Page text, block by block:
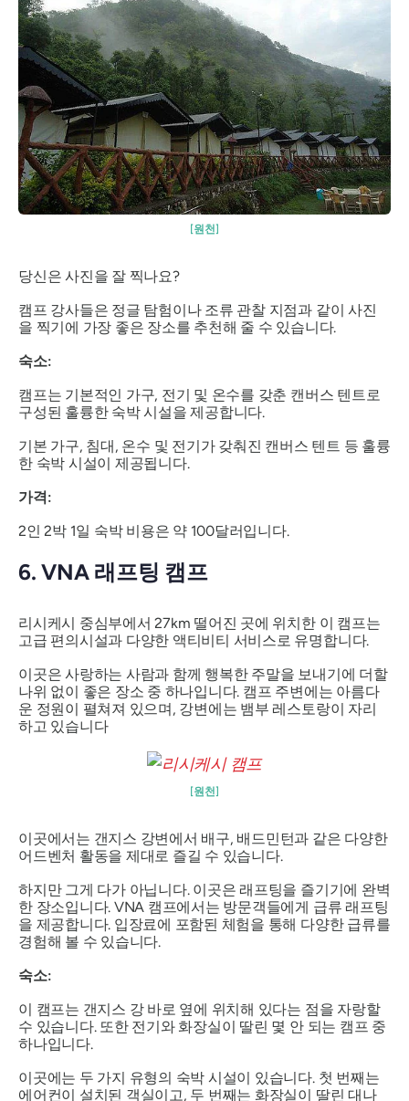
[원천]
당신은 사진을 잘 찍나요?
캠프 강사들은 정글 탐험이나 조류 관찰 지점과 같이 사진
을 찍기에 가장 좋은 장소를 추천해 줄 수 있습니다.
숙소:
캠프는 기본적인 가구, 전기 및 온수를 갖춘 캔버스 텐트로
구성된 훌륭한 숙박 시설을 제공합니다.
기본 가구, 침대, 온수 및 전기가 갖춰진 캔버스 텐트 등 훌륭
한 숙박 시설이 제공됩니다.
가격:
2인 2박 1일 숙박 비용은 약 100달러입니다.
6. VNA 래프팅 캠프
리시케시 중심부에서 27km 떨어진 곳에 위치한 이 캠프는
고급 편의시설과 다양한 액티비티 서비스로 유명합니다.
이곳은 사랑하는 사람과 함께 행복한 주말을 보내기에 더할
나위 없이 좋은 장소 중 하나입니다. 캠프 주변에는 아름다
운 정원이 펼쳐져 있으며, 강변에는 뱀부 레스토랑이 자리
하고 있습니다
[원천]
이곳에서는 갠지스 강변에서 배구, 배드민턴과 같은 다양한
어드벤처 활동을 제대로 즐길 수 있습니다.
하지만 그게 다가 아닙니다. 이곳은 래프팅을 즐기기에 완벽
한 장소입니다. VNA 캠프에서는 방문객들에게 급류 래프팅
을 제공합니다. 입장료에 포함된 체험을 통해 다양한 급류를
경험해 볼 수 있습니다.
숙소:
이 캠프는 갠지스 강 바로 옆에 위치해 있다는 점을 자랑할
수 있습니다. 또한 전기와 화장실이 딸린 몇 안 되는 캠프 중
하나입니다.
이곳에는 두 가지 유형의 숙박 시설이 있습니다. 첫 번째는
에어컨이 설치된 객실이고, 두 번째는 화장실이 딸린 대나